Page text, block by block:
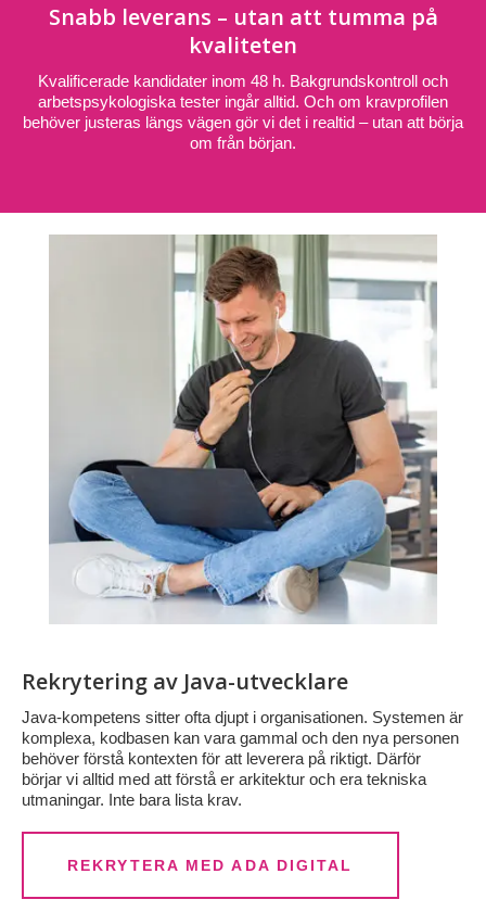
Snabb leverans – utan att tumma på
kvaliteten
Kvalificerade kandidater inom 48 h. Bakgrundskontroll och
arbetspsykologiska tester ingår alltid. Och om kravprofilen
behöver justeras längs vägen gör vi det i realtid – utan att börja
om från början.
Rekrytering av Java-utvecklare
Java-kompetens sitter ofta djupt i organisationen. Systemen är
komplexa, kodbasen kan vara gammal och den nya personen
behöver förstå kontexten för att leverera på riktigt. Därför
börjar vi alltid med att förstå er arkitektur och era tekniska
utmaningar. Inte bara lista krav.
REKRYTERA MED ADA DIGITAL